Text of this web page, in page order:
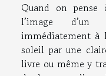
Quand on
l’image d’un
immédiatement à
soleil par une
livre ou même y